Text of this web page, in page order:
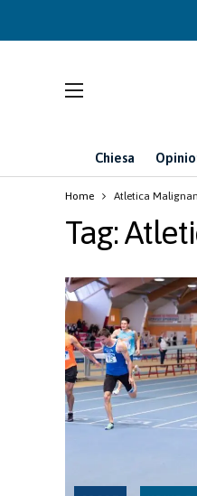
Chiesa
Home Atletica
Tag: